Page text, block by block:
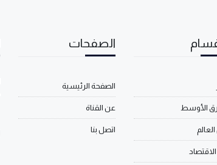
الأوسط
الصفحات
الصفحة الرئيسية
عن القناة
اتصل بنا